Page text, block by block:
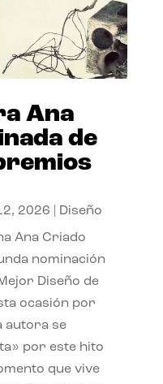
Ana
de
2026 Diseño
Ana Criado
nominación
Diseño de
ocasión por
autora se
por este hito
que vive